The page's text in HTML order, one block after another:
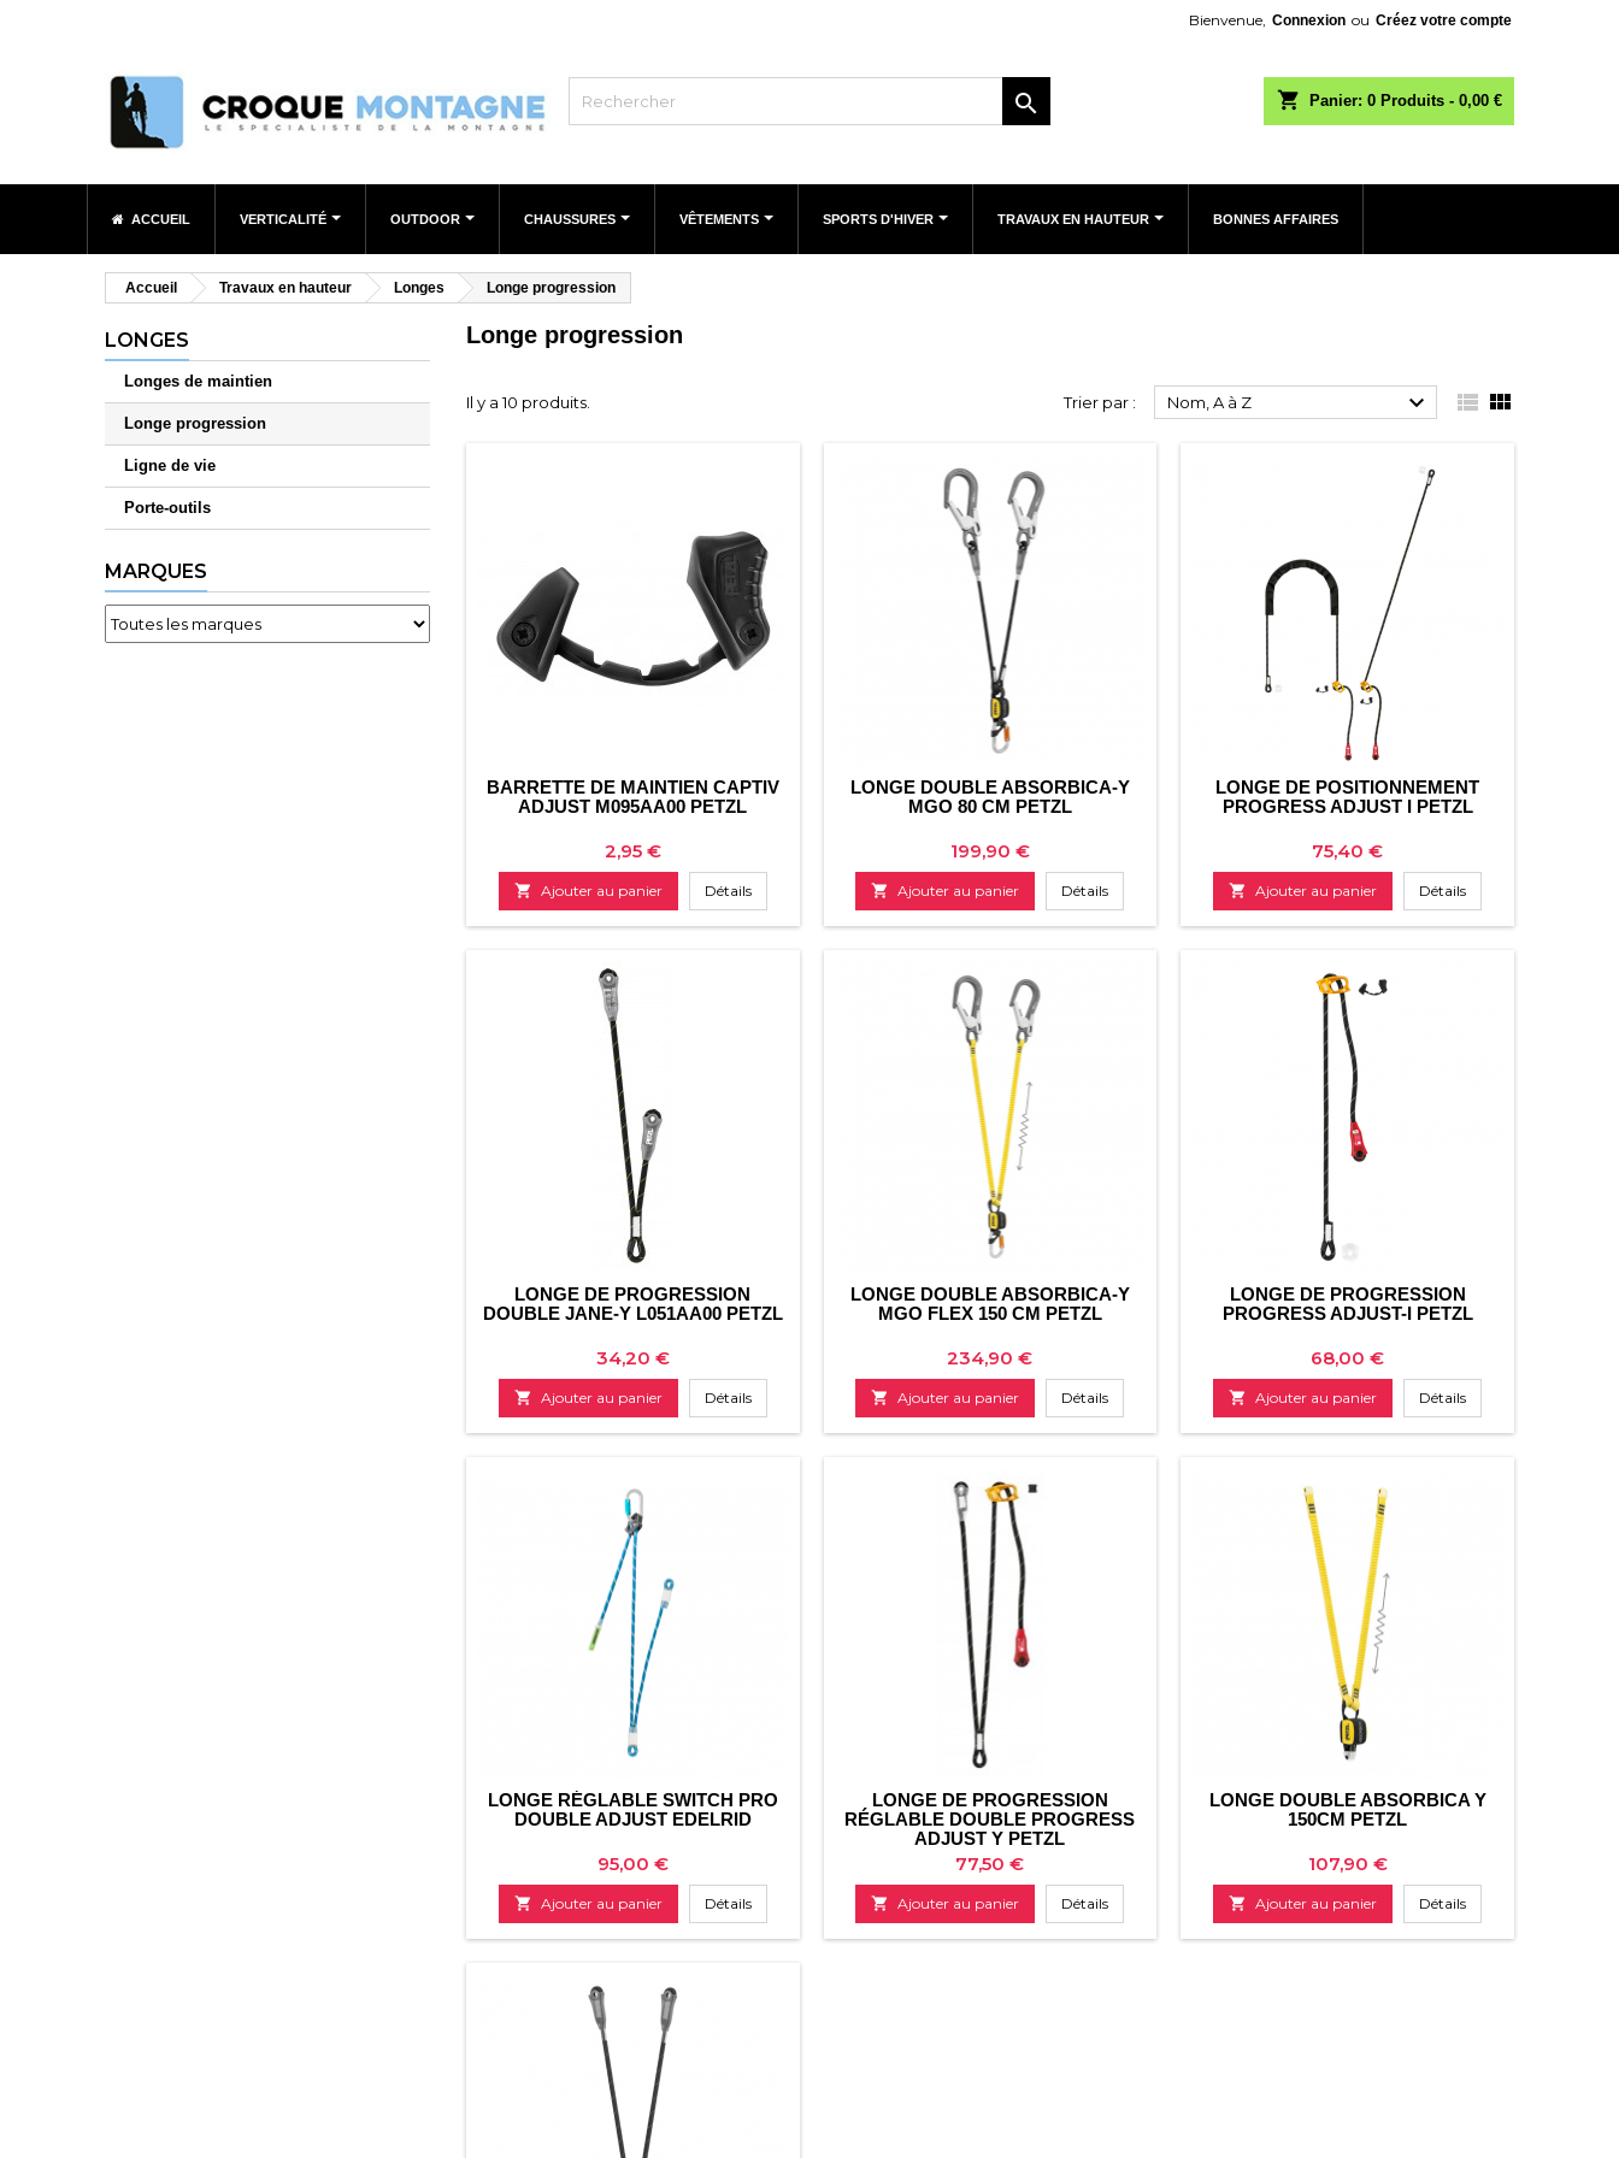
Bienvenue, Connexion ou Créez votre compte
shopping_cart Panier: 0 Produits - 0,00 €

ACCUEIL VERTICALITÉ OUTDOOR CHAUSSURES VÊTEMENTS SPORTS D'HIVER TRAVAUX EN HAUTEUR BONNES AFFAIRES
Accueil Travaux en hauteur Longes Longe progression
LONGES
Longes de maintien
Longe progression
Ligne de vie
Porte-outils
MARQUES
Longe progression
Il y a 10 produits. Trier par : Nom, A à Z   
BARRETTE DE MAINTIEN CAPTIV
ADJUST M095AA00 PETZL
Prix
2,95 €
 Ajouter au panier Détails
LONGE DOUBLE ABSORBICA-Y
MGO 80 CM PETZL
Prix
199,90 €
 Ajouter au panier Détails
LONGE DE POSITIONNEMENT
PROGRESS ADJUST I PETZL
Prix
75,40 €
 Ajouter au panier Détails
LONGE DE PROGRESSION
DOUBLE JANE-Y L051AA00 PETZL
Prix
34,20 €
 Ajouter au panier Détails
LONGE DOUBLE ABSORBICA-Y
MGO FLEX 150 CM PETZL
Prix
234,90 €
 Ajouter au panier Détails
LONGE DE PROGRESSION
PROGRESS ADJUST-I PETZL
Prix
68,00 €
 Ajouter au panier Détails
LONGE RÉGLABLE SWITCH PRO
DOUBLE ADJUST EDELRID
Prix
95,00 €
 Ajouter au panier Détails
LONGE DE PROGRESSION
RÉGLABLE DOUBLE PROGRESS
ADJUST Y PETZL
Prix
77,50 €
 Ajouter au panier Détails
LONGE DOUBLE ABSORBICA Y
150CM PETZL
Prix
107,90 €
 Ajouter au panier Détails